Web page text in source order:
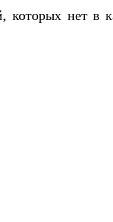
которых нет в